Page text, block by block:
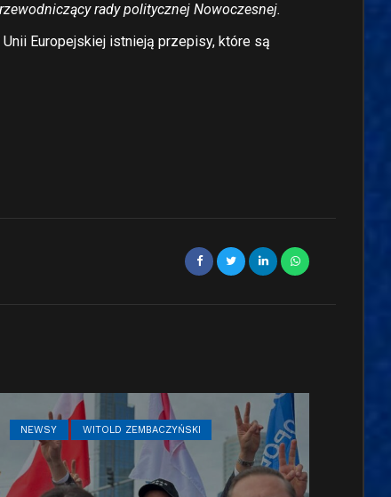
rady politycznej Nowoczesnej.
Europejskiej istnieją przepisy, które są
NEWSY WITOLD ZEMBACZYŃSKI